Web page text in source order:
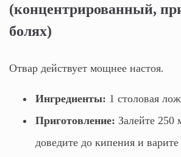
(концентрированный,
болях)
Отвар действует мощнее настоя.
Ингредиенты: 1 столовая
Приготовление: Залейте 250
доведите до кипения и